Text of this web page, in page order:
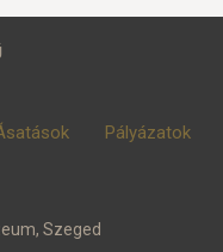
Pályázatok
Szeged